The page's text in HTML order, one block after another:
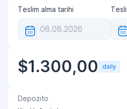
Teslim alma tarihi
$1.300,00 daily
Depozito